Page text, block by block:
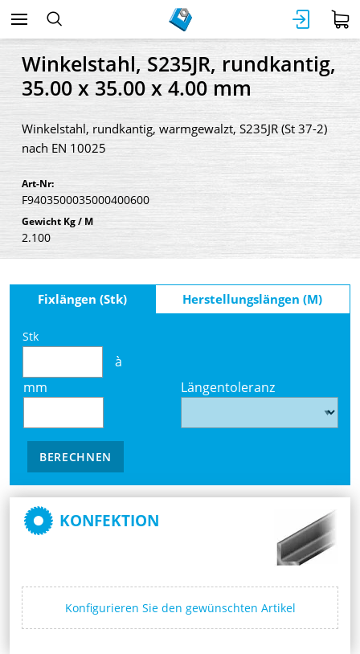
Winkelstahl, S235JR, rundkantig,
35.00 x 35.00 x 4.00 mm
Winkelstahl, rundkantig, warmgewalzt, S235JR (St 37-2)
nach EN 10025
Art-Nr:
F9403500035000400600
Gewicht Kg / M
2.100
Fixlängen (Stk) Herstellungslängen (M)
Stk
à
mm
Längentoleranz
BERECHNEN
KONFEKTION
Konfigurieren Sie den gewünschten Artikel